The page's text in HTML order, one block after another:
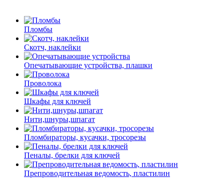
Пломбы
Скотч, наклейки
Опечатывающие устройства, плашки
Проволока
Шкафы для ключей
Нити,шнуры,шпагат
Пломбираторы, кусачки, тросорезы
Пеналы, брелки для ключей
Препроводительная ведомость, пластилин